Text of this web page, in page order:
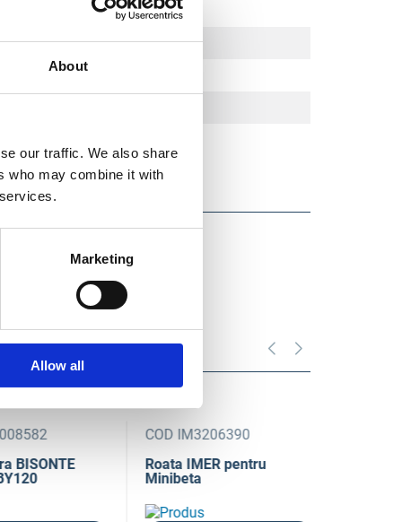
About
our traffic. We also share
who may combine it with
Marketing
Allow all
COD IM3206390
Roata IMER pentru
Minibeta